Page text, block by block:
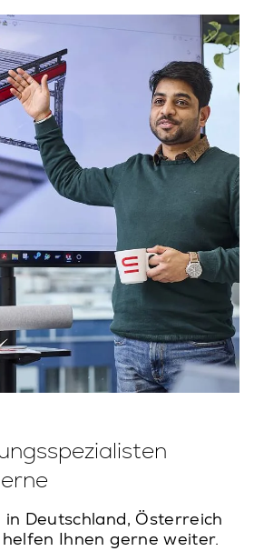
Deutschland, Österreich
Ihnen gerne weiter.